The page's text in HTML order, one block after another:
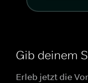
Gib deinem
Erleb jetzt die